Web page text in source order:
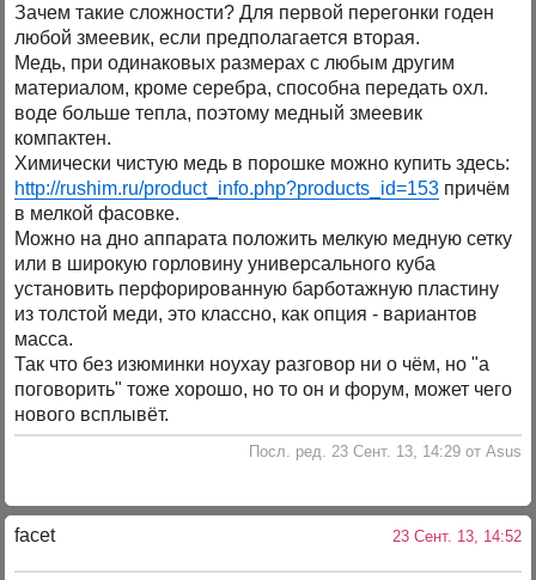
Зачем такие сложности? Для первой перегонки годен
любой змеевик, если предполагается вторая.
Медь, при одинаковых размерах с любым другим
материалом, кроме серебра, способна передать охл.
воде больше тепла, поэтому медный змеевик
компактен.
Химически чистую медь в порошке можно купить здесь:
http://rushim.ru/product_info.php?products_id=153 причём
в мелкой фасовке.
Можно на дно аппарата положить мелкую медную сетку
или в широкую горловину универсального куба
установить перфорированную барботажную пластину
из толстой меди, это классно, как опция - вариантов
масса.
Так что без изюминки ноухау разговор ни о чём, но "а
поговорить" тоже хорошо, но то он и форум, может чего
нового всплывёт.
Посл. ред. 23 Сент. 13, 14:29 от Asus
facet 23 Сент. 13, 14:52